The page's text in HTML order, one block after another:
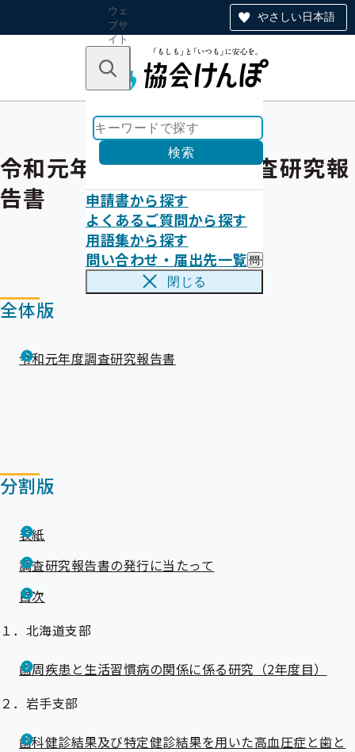
やさしい日本語
ウェ
ブサ
イト
のナ
ン
キーワードで探す
検索
申請書から探す
よくあるご質問から探す
用語集から探す
問い合わせ・届出先一覧 問
い
閉じる
令和元年度協会けんぽ調査研究報
告書
全体版
令和元年度調査研究報告書
分割版
表紙
調査研究報告書の発行に当たって
目次
１．北海道支部
歯周疾患と生活習慣病の関係に係る研究（2年度目）
２．岩手支部
歯科健診結果及び特定健診結果を用いた高血圧症と歯と